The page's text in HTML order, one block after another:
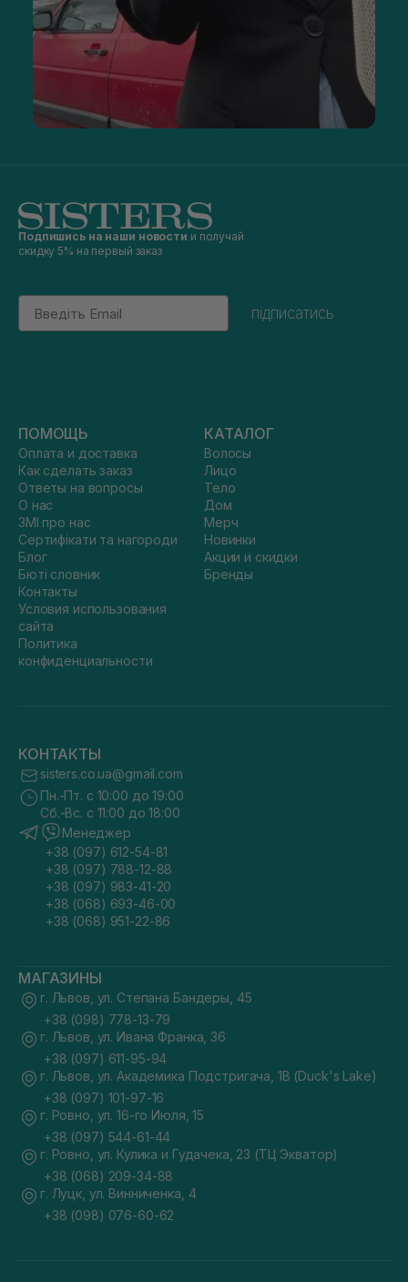
Подпишись на наши новости и получай
скидку 5% на первый заказ
Email
підписатись
ПОМОЩЬ
Оплата и доставка
Как сделать заказ
Ответы на вопросы
О нас
ЗМІ про нас
Сертифікати та нагороди
Блог
Бюті словник
Контакты
Условия использования
сайта
Политика
конфиденциальности
КАТАЛОГ
Волосы
Лицо
Тело
Дом
Мерч
Новинки
Акции и скидки
Бренды
КОНТАКТЫ
sisters.co.ua@gmail.com
Пн.-Пт. с 10:00 до 19:00
Сб.-Вс. с 11:00 до 18:00
Менеджер
+38 (097) 612-54-81
+38 (097) 788-12-88
+38 (097) 983-41-20
+38 (068) 693-46-00
+38 (068) 951-22-86
МАГАЗИНЫ
г. Львов, ул. Степана Бандеры, 45
+38 (098) 778-13-79
г. Львов, ул. Ивана Франка, 36
+38 (097) 611-95-94
г. Львов, ул. Академика Подстригача, 1В (Duck's Lake)
+38 (097) 101-97-16
г. Ровно, ул. 16-го Июля, 15
+38 (097) 544-61-44
г. Ровно, ул. Кулика и Гудачека, 23 (ТЦ Экватор)
+38 (068) 209-34-88
г. Луцк, ул. Винниченка, 4
+38 (098) 076-60-62